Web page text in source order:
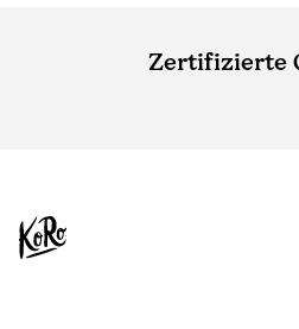
Zertifizierte